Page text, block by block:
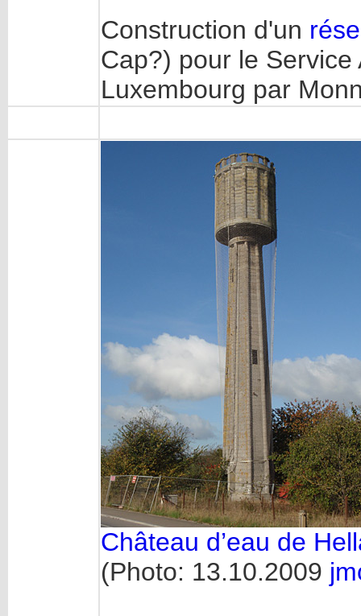
Construction d'un
Cap?) pour le
Luxembourg par
Château d’eau de
(Photo: 13.10.2009